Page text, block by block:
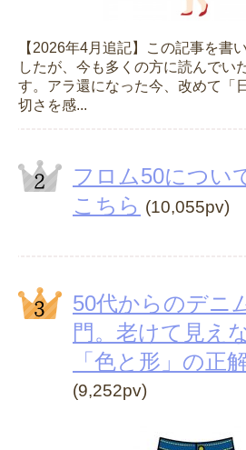
【2026年4月追記】この記事を書
したが、今も多くの方に読んでい
す。アラ還になった今、改めて「
切さを感...
フロム50につい
こちら (10,055pv)
50代からのデニ
門。老けて見え
「色と形」の正
(9,252pv)